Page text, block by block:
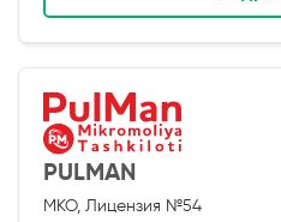
PULMAN
МКО, Лицензия №54